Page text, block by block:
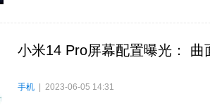
小米14 Pro屏幕配置曝光：
手机 | 2023-06-05 14:31